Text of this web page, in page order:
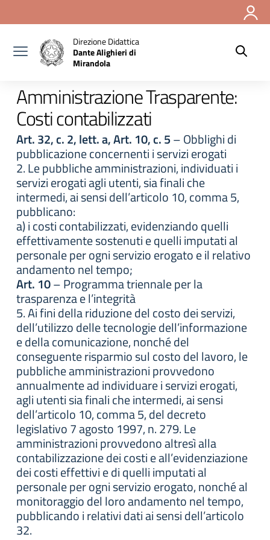
Direzione Didattica
Dante Alighieri di
Mirandola
Amministrazione Trasparente:
Costi contabilizzati
Art. 32, c. 2, lett. a, Art. 10, c. 5– Obblighi di
pubblicazione concernenti i servizi erogati
2. Le pubbliche amministrazioni, individuati i
servizi erogati agli utenti, sia finali che
intermedi, ai sensi dell’articolo 10, comma 5,
pubblicano:
a) i costi contabilizzati, evidenziando quelli
effettivamente sostenuti e quelli imputati al
personale per ogni servizio erogato e il relativo
andamento nel tempo;
Art. 10– Programma triennale per la
trasparenza e l’integrità
5. Ai fini della riduzione del costo dei servizi,
dell’utilizzo delle tecnologie dell’informazione
e della comunicazione, nonché del
conseguente risparmio sul costo del lavoro, le
pubbliche amministrazioni provvedono
annualmente ad individuare i servizi erogati,
agli utenti sia finali che intermedi, ai sensi
dell’articolo 10, comma 5, del decreto
legislativo 7 agosto 1997, n. 279. Le
amministrazioni provvedono altresì alla
contabilizzazione dei costi e all’evidenziazione
dei costi effettivi e di quelli imputati al
personale per ogni servizio erogato, nonché al
monitoraggio del loro andamento nel tempo,
pubblicando i relativi dati ai sensi dell’articolo
32.